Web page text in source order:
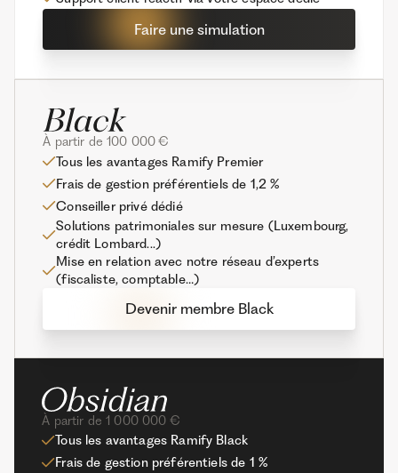
Faire une simulation
À partir de 100 000 €
Tous les avantages Ramify Premier
Frais de gestion préférentiels de 1,2 %
Conseiller privé dédié
Solutions patrimoniales sur mesure (Luxembourg,
crédit Lombard...)
Mise en relation avec notre réseau d’experts
(fiscaliste, comptable…)
Devenir membre Black
À partir de 1 000 000 €
Tous les avantages Ramify Black
Frais de gestion préférentiels de 1 %